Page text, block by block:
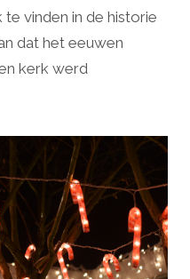
vinden in de historie
dat het eeuwen
kerk werd